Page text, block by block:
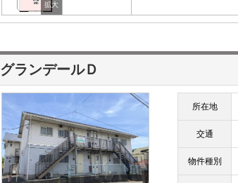
グランデールＤ
所在地
交通
物件種別